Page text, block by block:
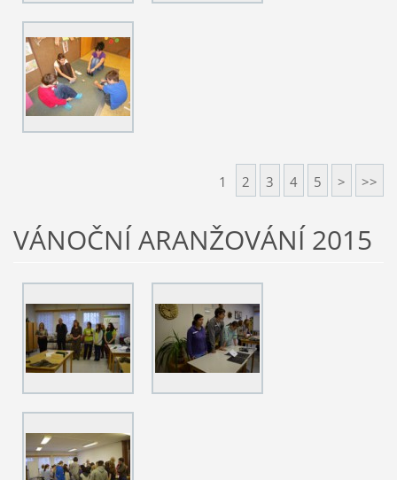
1 2 3 4 5 > >>
VÁNOČNÍ ARANŽOVÁNÍ 2015